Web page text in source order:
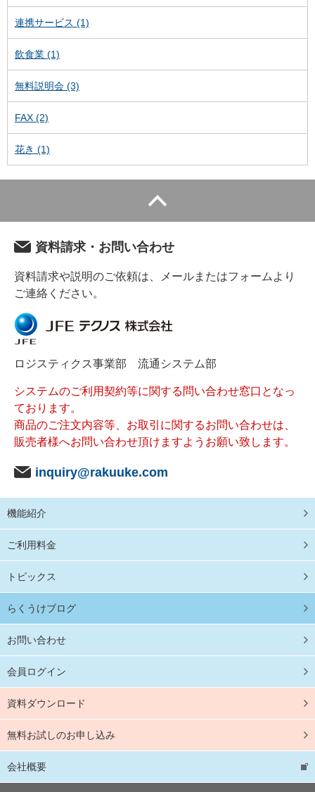
連携サービス (1)
飲食業 (1)
無料説明会 (3)
FAX (2)
花き (1)
資料請求・お問い合わせ
資料請求や説明のご依頼は、メールまたはフォームより
ご連絡ください。
ロジスティクス事業部 流通システム部
システムのご利用契約等に関する問い合わせ窓口となっ
ております。
商品のご注文内容等、お取引に関するお問い合わせは、
販売者様へお問い合わせ頂けますようお願い致します。
inquiry@rakuuke.com
機能紹介
ご利用料金
トピックス
らくうけブログ
お問い合わせ
会員ログイン
資料ダウンロード
無料お試しのお申し込み
会社概要